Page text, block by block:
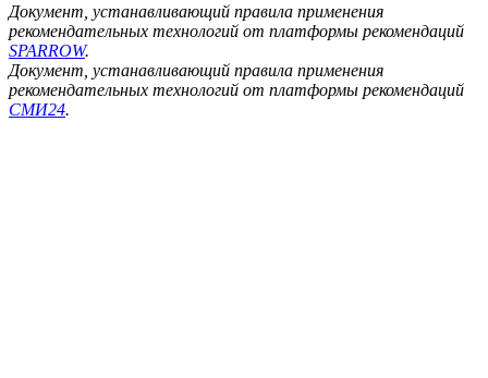
Документ, устанавливающий правила применения
рекомендательных технологий от платформы рекомендаций
SPARROW.
Документ, устанавливающий правила применения
рекомендательных технологий от платформы рекомендаций
СМИ24.